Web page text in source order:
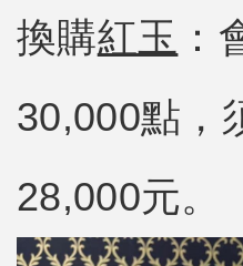
換購紅玉 ：
30,000點，
28,000元。